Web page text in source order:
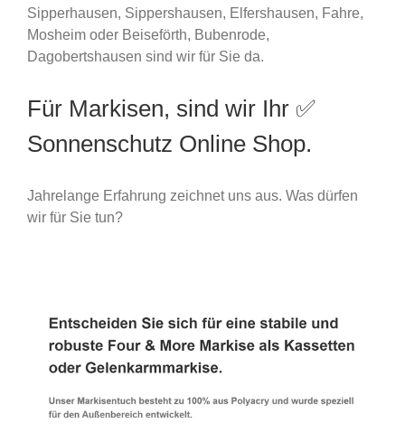
Sipperhausen, Sippershausen, Elfershausen, Fahre,
Mosheim oder Beiseförth, Bubenrode,
Dagobertshausen sind wir für Sie da.
Für Markisen, sind wir Ihr ✅
Sonnenschutz Online Shop.
Jahrelange Erfahrung zeichnet uns aus. Was dürfen
wir für Sie tun?